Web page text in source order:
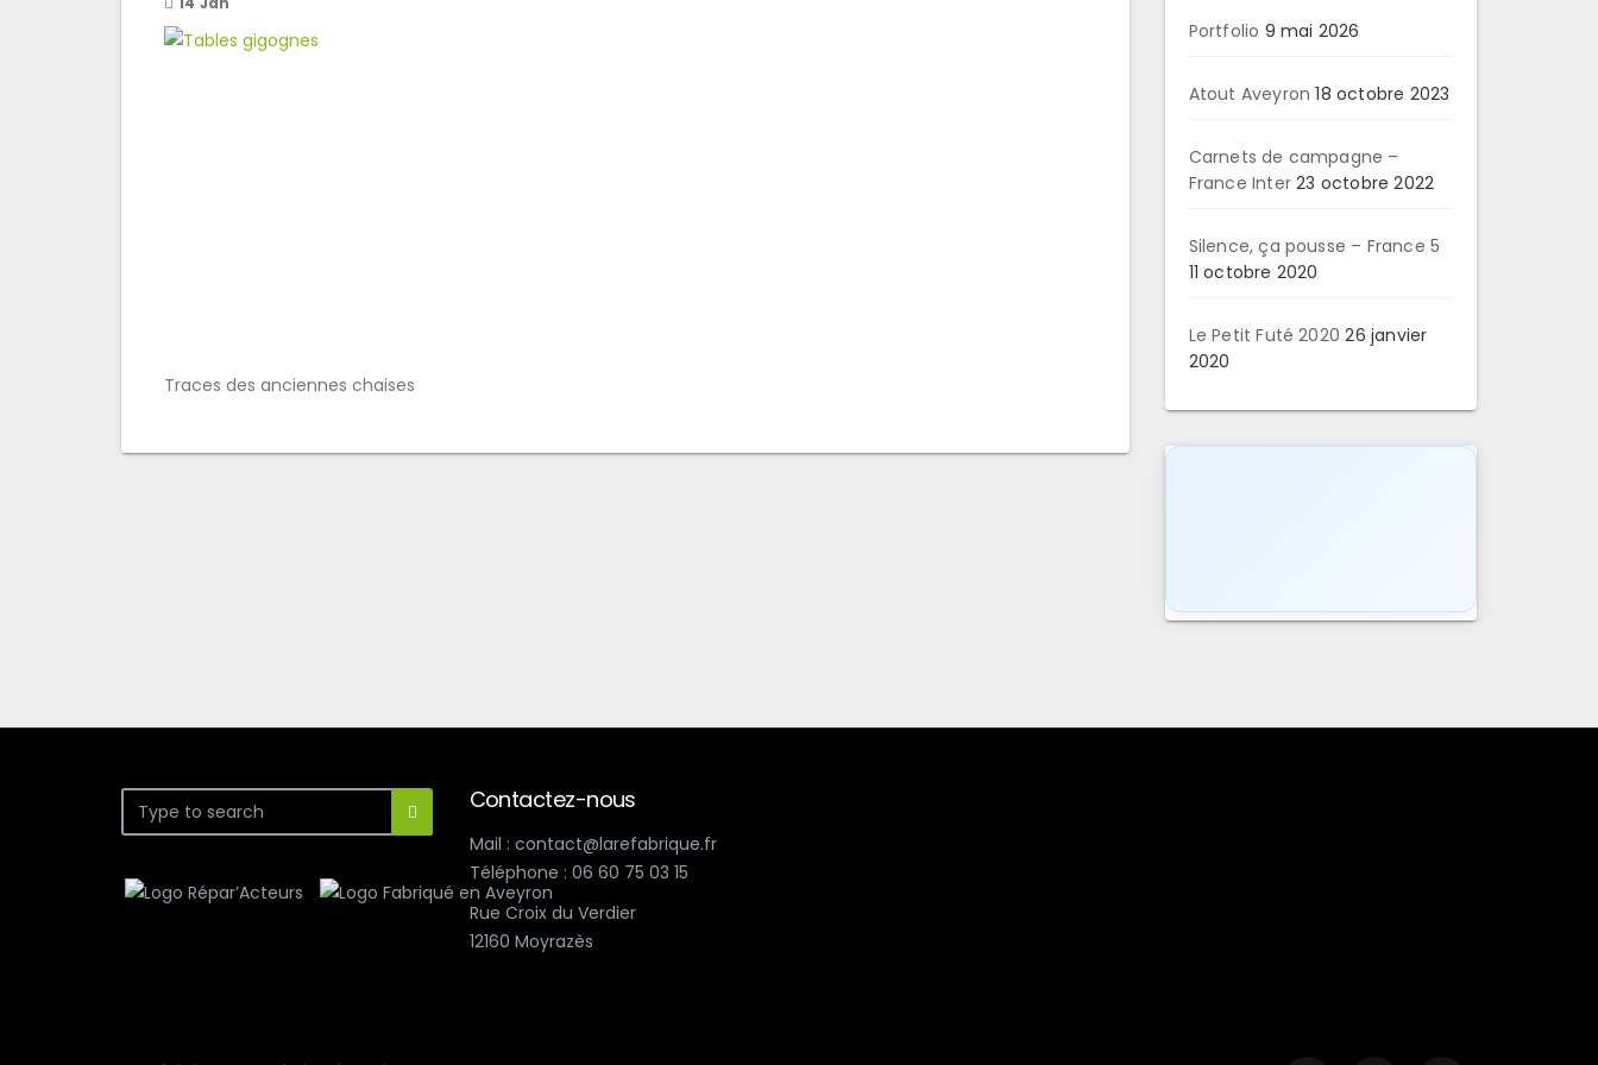
Traces des anciennes chaises
Portfolio 9 mai 2026
Atout Aveyron 18 octobre 2023
Carnets de campagne –
France Inter 23 octobre 2022
Silence, ça pousse – France 5
11 octobre 2020
Le Petit Futé 2020 26 janvier
2020
Contactez-nous
Mail : contact@larefabrique.fr
Téléphone : 06 60 75 03 15
Rue Croix du Verdier
12160 Moyrazès